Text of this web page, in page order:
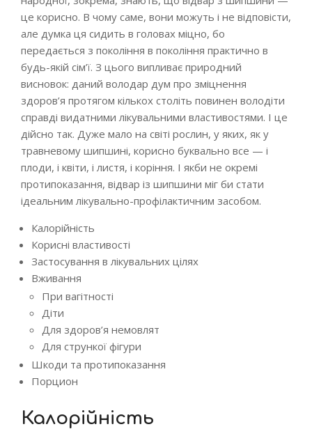
це корисно. В чому саме, вони можуть і не відповісти,
але думка ця сидить в головах міцно, бо
передається з покоління в покоління практично в
будь-якій сім’ї. З цього випливає природний
висновок: даний володар дум про зміцнення
здоров’я протягом кількох століть повинен володіти
справді видатними лікувальними властивостями. І це
дійсно так. Дуже мало на світі рослин, у яких, як у
травневому шипшині, корисно буквально все — і
плоди, і квіти, і листя, і коріння. І якби не окремі
протипоказання, відвар із шипшини міг би стати
ідеальним лікувально-профілактичним засобом.
Калорійність
Корисні властивості
Застосування в лікувальних цілях
Вживання
При вагітності
Діти
Для здоров’я немовлят
Для стрункої фігури
Шкоди та протипоказання
Порцион
Калорійність